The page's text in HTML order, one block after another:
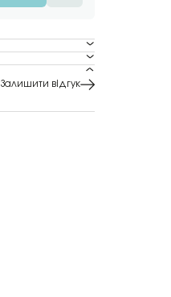
Залишити відгук